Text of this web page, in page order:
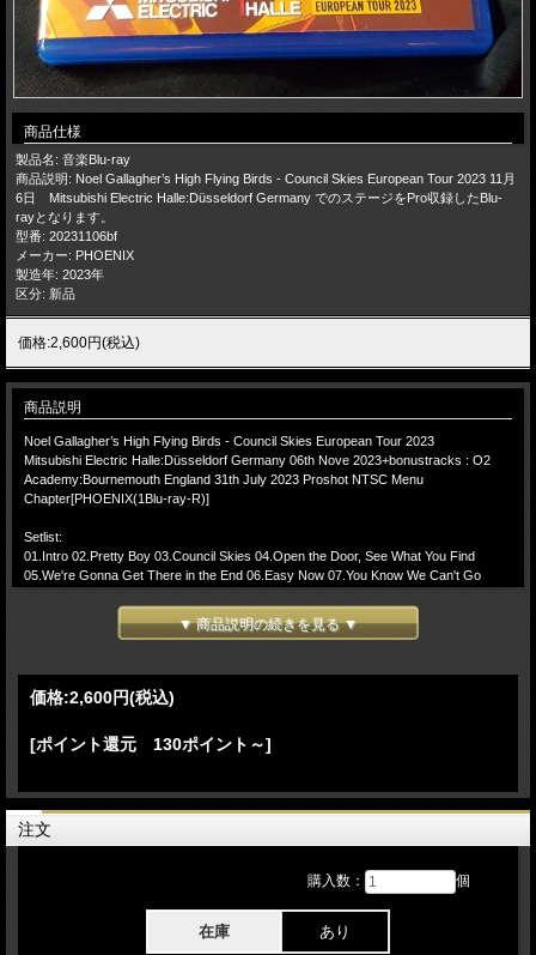
商品仕様
製品名: 音楽Blu-ray
商品説明: Noel Gallagher’s High Flying Birds - Council Skies European Tour 2023 11月
6日 Mitsubishi Electric Halle:Düsseldorf Germany でのステージをPro収録したBlu-
rayとなります。
型番: 20231106bf
メーカー: PHOENIX
製造年: 2023年
区分: 新品
価格:2,600円(税込)
商品説明
Noel Gallagher’s High Flying Birds - Council Skies European Tour 2023
Mitsubishi Electric Halle:Düsseldorf Germany 06th Nove 2023+bonustracks : O2
Academy:Bournemouth England 31th July 2023 Proshot NTSC Menu
Chapter[PHOENIX(1Blu-ray-R)]
Setlist:
01.Intro 02.Pretty Boy 03.Council Skies 04.Open the Door, See What You Find
05.We're Gonna Get There in the End 06.Easy Now 07.You Know We Can't Go
11.AKA... What a Life! 12.Dead in the Water 13.Going Nowhere 14.The Importance
of Being Idle 15.The Masterplan 16.Half the World Away 17.Little by Little 18.Encore
-(bonustracks:Bournemouth England 2023)-
25.The Importance of Being Idle 26.Little by Little
なります。6月にリリースされた新作「Council Skies」のPromotionを兼ねたヨーロ
ッパ地区でのライブとなり本アイテムに記録されたステージでは、全体を通してと
おりバンドメンバーの完成度やノエルの調子も良くとても充実したコンサートが楽
オリティは、Pro収録されたソースが使用され安定した高画質でお楽しみ頂けま
す。（NTSC Menu Chapter Region02)
▼ 商品説明の続きを見る ▼
価格:2,600円(税込)
[ポイント還元 130ポイント～]
注文
購入数： 個
在庫 あり